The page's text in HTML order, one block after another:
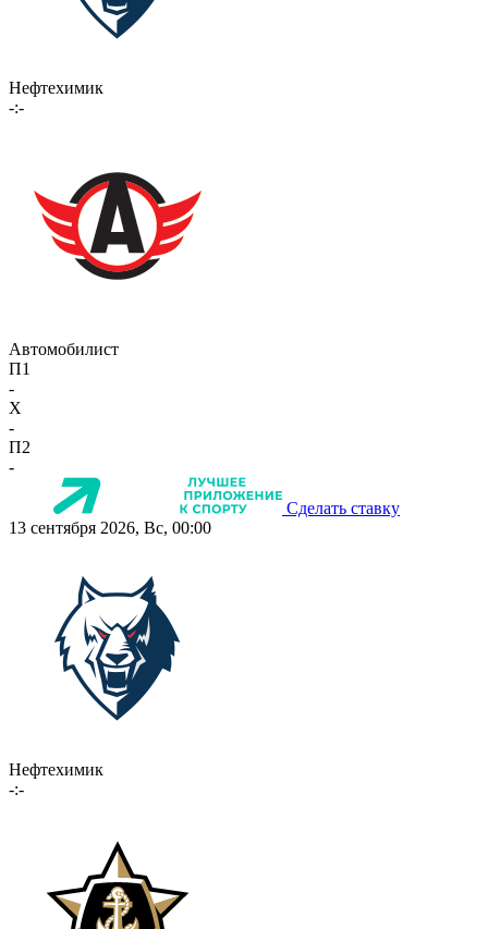
Нефтехимик
-:-
Автомобилист
П1
-
X
-
П2
-
Сделать ставку
13 сентября 2026, Вс, 00:00
Нефтехимик
-:-